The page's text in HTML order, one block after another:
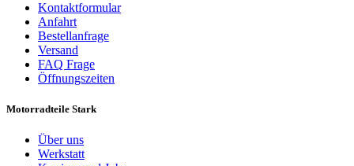
Kontaktformular
Anfahrt
Bestellanfrage
Versand
FAQ Frage
Öffnungszeiten
Motorradteile Stark
Über uns
Werkstatt